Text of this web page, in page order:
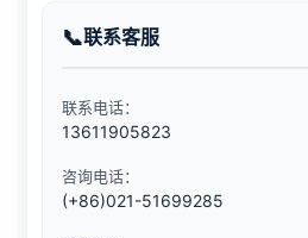
联系客服
联系电话：
13611905823
咨询电话：
(+86)021-51699285